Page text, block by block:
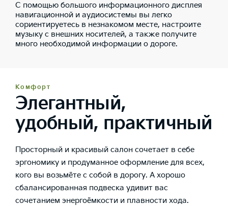
С помощью большого информационного дисплея
навигационной и аудиосистемы вы легко
сориентируетесь в незнакомом месте, настроите
музыку с внешних носителей, а также получите
много необходимой информации о дороге.
Комфорт
Элегантный,
удобный, практичный
Просторный и красивый салон сочетает в себе
эргономику и продуманное оформление для всех,
кого вы возьмёте с собой в дорогу. А хорошо
сбалансированная подвеска удивит вас
сочетанием энергоёмкости и плавности хода.